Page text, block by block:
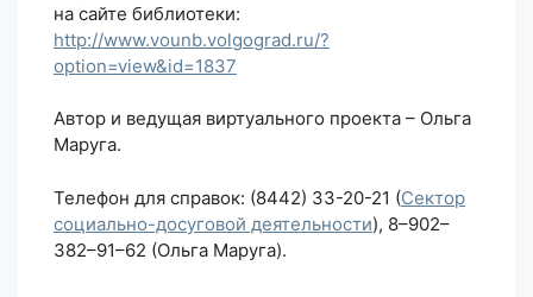
на сайте библиотеки:
http://www.vounb.volgograd.ru/?
option=view&id=1837
Автор и ведущая виртуального проекта – Ольга
Маруга.
Телефон для справок: (8442) 33-20-21 (Сектор
социально-досуговой деятельности), 8–902–
382–91–62 (Ольга Маруга).